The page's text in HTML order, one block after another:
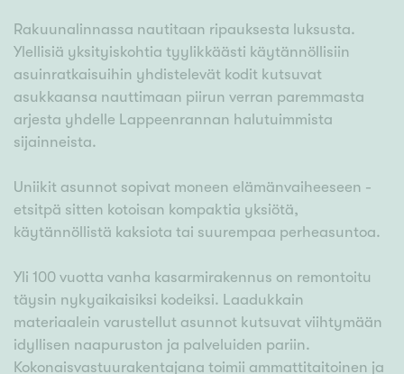
Rakuunalinnassa nautitaan ripauksesta luksusta.
Ylellisiä yksityiskohtia tyylikkäästi käytännöllisiin
asuinratkaisuihin yhdistelevät kodit kutsuvat
asukkaansa nauttimaan piirun verran paremmasta
arjesta yhdelle Lappeenrannan halutuimmista
sijainneista.
Uniikit asunnot sopivat moneen elämänvaiheeseen -
etsitpä sitten kotoisan kompaktia yksiötä,
käytännöllistä kaksiota tai suurempaa perheasuntoa.
Yli 100 vuotta vanha kasarmirakennus on remontoitu
täysin nykyaikaisiksi kodeiksi. Laadukkain
materiaalein varustellut asunnot kutsuvat viihtymään
idyllisen naapuruston ja palveluiden pariin.
Kokonaisvastuurakentajana toimii ammattitaitoinen ja